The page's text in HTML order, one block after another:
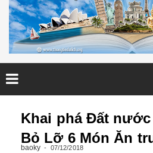
Khai phá Đất
Bỏ Lỡ 6 Món Ăn
baoky 07/12/2018